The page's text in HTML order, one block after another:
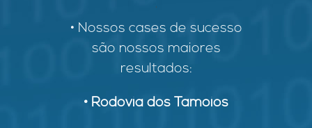
.
• Nossos cases de sucesso
são nossos maiores
resultados:
• Rodovia dos Tamoios